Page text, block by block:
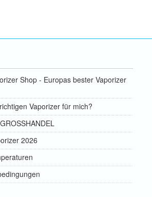
Shop - Europas bester Vaporizer
Vaporizer für mich?
2026